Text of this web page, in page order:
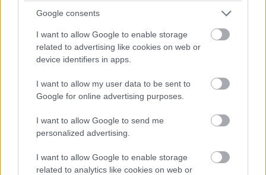
Google consents
I want to allow Google to enable storage
related to advertising like cookies on web or
device identifiers in apps.
I want to allow my user data to be sent to
Google for online advertising purposes.
I want to allow Google to send me
personalized advertising.
I want to allow Google to enable storage
related to analytics like cookies on web or
Email küldés
#FRADI #ÁTIGAZOLÁSOK
#FERENCVÁROS
#GIORGI GULIASVILI
Autópiac
Geely Starray Em-i Volvo Xc90